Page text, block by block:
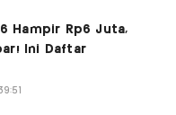
Hampir Rp6 Juta,
Ini Daftar